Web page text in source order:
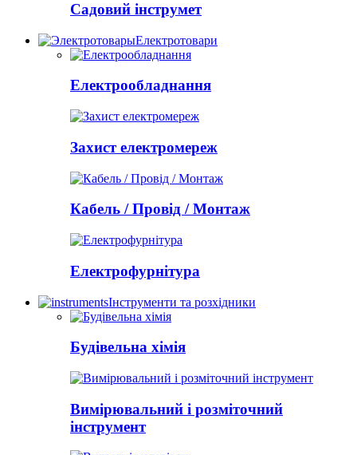
Садовий інструмет
Електротовари
Електрообладнання
Захист електромереж
Кабель / Провід / Монтаж
Електрофурнітура
Інструменти та розхідники
Будівельна хімія
Вимірювальний і розміточний
інструмент